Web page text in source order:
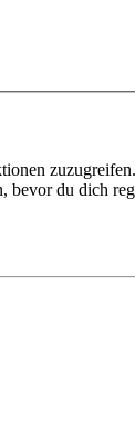
bevor du dich